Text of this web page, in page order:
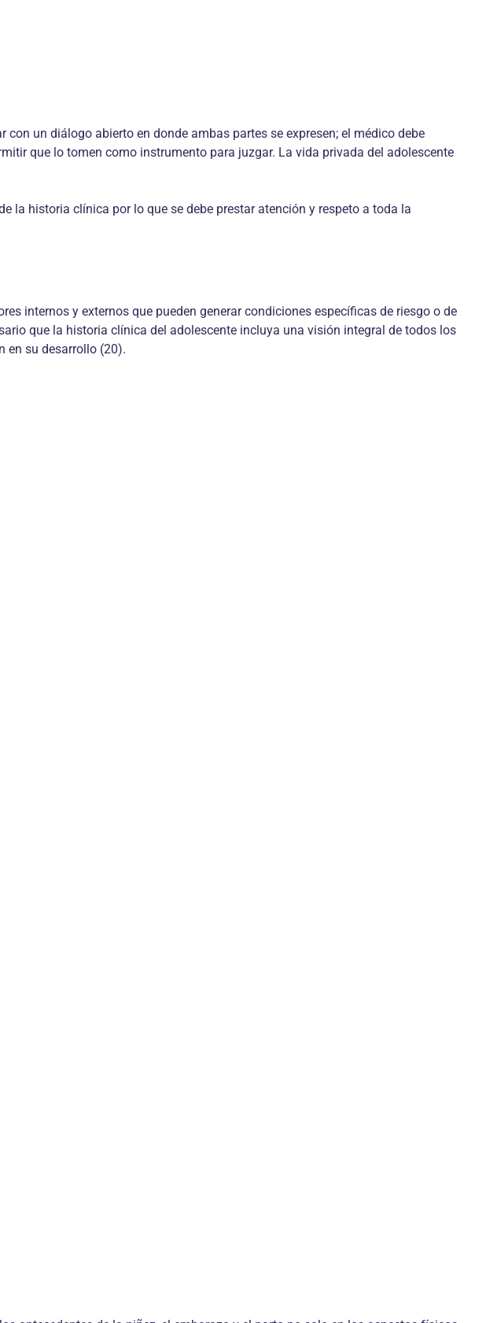
un diálogo abierto en donde ambas partes se expresen; el médico debe
que lo tomen como instrumento para juzgar. La vida privada del adolescente
la historia clínica por lo que se debe prestar atención y respeto a toda la
internos y externos que pueden generar condiciones específicas de riesgo o de
que la historia clínica del adolescente incluya una visión integral de todos los
en su desarrollo (20).